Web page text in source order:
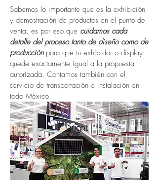
Sabemos lo importante que es la exhibición
y demostración de productos en el punto de
venta, es por eso que cuidamos cada
detalle del proceso tanto de diseño como de
producción para que tu exhibidor o display
quede exactamente igual a la propuesta
autorizada. Contamos también con el
servicio de transportación e instalación en
todo México.